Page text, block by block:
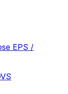
EPS /